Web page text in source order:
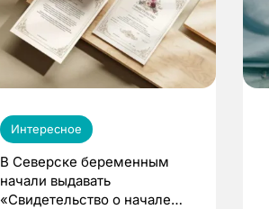
Интересное
В Северске беременным
начали выдавать
«Свидетельство о начале